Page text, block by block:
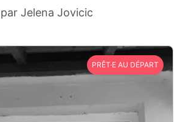
par Jelena Jovicic
PRÊT·E AU DÉPART